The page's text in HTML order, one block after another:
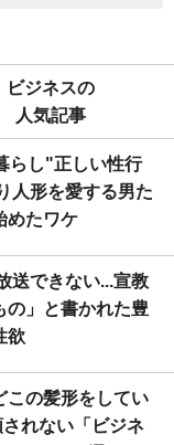
ビジネスの
人気記事
らし"正しい性行
人形を愛する男た
めたワケ
送できない...宣教
の」と書かれた豊
欲
この髪形をしてい
れない「ビジネ